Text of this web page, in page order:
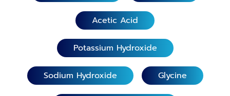
Acetic Acid
Potassium Hydroxide
Sodium Hydroxide Glycine